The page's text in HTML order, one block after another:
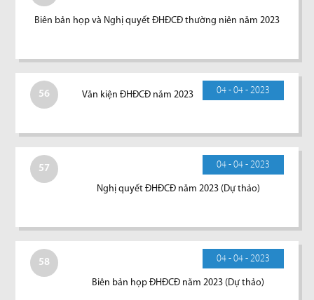
Biên bản họp và Nghị quyết ĐHĐCĐ thường niên năm 2023
56 04 - 04 - 2023
Văn kiện ĐHĐCĐ năm 2023
57 04 - 04 - 2023
Nghị quyết ĐHĐCĐ năm 2023 (Dự thảo)
58 04 - 04 - 2023
Biên bản họp ĐHĐCĐ năm 2023 (Dự thảo)